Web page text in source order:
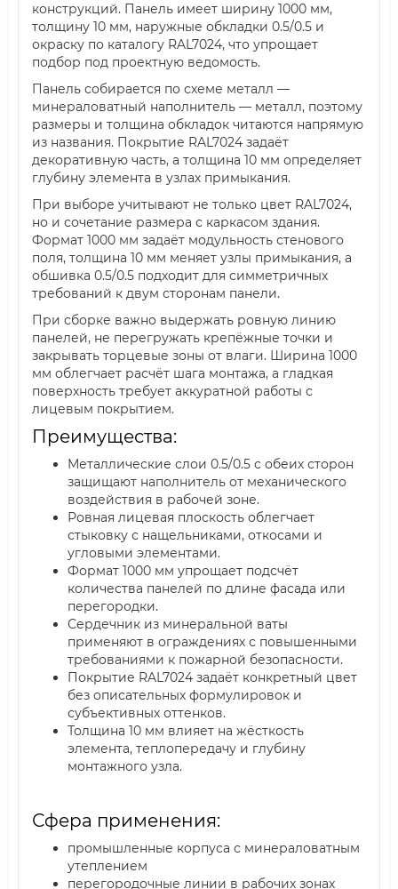
конструкций. Панель имеет ширину 1000 мм,
толщину 10 мм, наружные обкладки 0.5/0.5 и
окраску по каталогу RAL7024, что упрощает
подбор под проектную ведомость.
Панель собирается по схеме металл —
минераловатный наполнитель — металл, поэтому
размеры и толщина обкладок читаются напрямую
из названия. Покрытие RAL7024 задаёт
декоративную часть, а толщина 10 мм определяет
глубину элемента в узлах примыкания.
При выборе учитывают не только цвет RAL7024,
но и сочетание размера с каркасом здания.
Формат 1000 мм задаёт модульность стенового
поля, толщина 10 мм меняет узлы примыкания, а
обшивка 0.5/0.5 подходит для симметричных
требований к двум сторонам панели.
При сборке важно выдержать ровную линию
панелей, не перегружать крепёжные точки и
закрывать торцевые зоны от влаги. Ширина 1000
мм облегчает расчёт шага монтажа, а гладкая
поверхность требует аккуратной работы с
лицевым покрытием.
Преимущества:
Металлические слои 0.5/0.5 с обеих сторон
защищают наполнитель от механического
воздействия в рабочей зоне.
Ровная лицевая плоскость облегчает
стыковку с нащельниками, откосами и
угловыми элементами.
Формат 1000 мм упрощает подсчёт
количества панелей по длине фасада или
перегородки.
Сердечник из минеральной ваты
применяют в ограждениях с повышенными
требованиями к пожарной безопасности.
Покрытие RAL7024 задаёт конкретный цвет
без описательных формулировок и
субъективных оттенков.
Толщина 10 мм влияет на жёсткость
элемента, теплопередачу и глубину
монтажного узла.
Сфера применения:
промышленные корпуса с минераловатным
утеплением
перегородочные линии в рабочих зонах